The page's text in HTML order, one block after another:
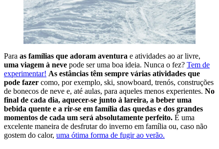
Para as famílias que adoram aventura e atividades ao ar livre,
uma viagem à neve pode ser uma boa ideia. Nunca o fez? Tem de
experimentar! As estâncias têm sempre várias atividades que
pode fazer como, por exemplo, ski, snowboard, trenós, construções
de bonecos de neve e, até aulas, para aqueles menos experientes. No
final de cada dia, aquecer-se junto à lareira, a beber uma
bebida quente e a rir-se em família das quedas e dos grandes
momentos de cada um será absolutamente perfeito. É uma
excelente maneira de desfrutar do inverno em família ou, caso não
gostem do calor, uma ótima forma de fugir ao verão.